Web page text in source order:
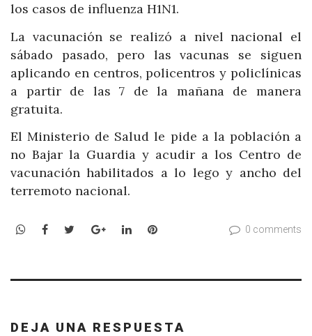
los casos de influenza H1N1.
La vacunación se realizó a nivel nacional el
sábado pasado, pero las vacunas se siguen
aplicando en centros, policentros y policlínicas
a partir de las 7 de la mañana de manera
gratuita.
El Ministerio de Salud le pide a la población a
no Bajar la Guardia y acudir a los Centro de
vacunación habilitados a lo lego y ancho del
terremoto nacional.
WhatsApp
Facebook
TwitterGoogle+LinkedInPinterest 0 comments
DEJA UNA RESPUESTA